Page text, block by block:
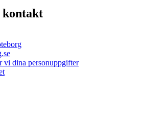
kontakt
vi dina personuppgifter